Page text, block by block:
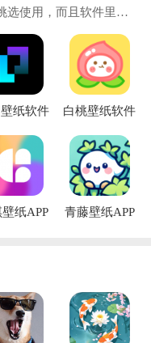
选使用，而且软件里面
、动漫、明星、风景、
帮助
纸软件
白桃壁纸软件
纸APP 青藤壁纸APP